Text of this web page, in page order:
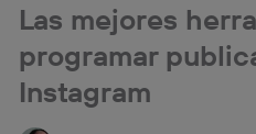
Las mejores
programar
Instagram